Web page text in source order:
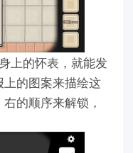
上的怀表，就能发
的图案来描绘这
的顺序来解锁，